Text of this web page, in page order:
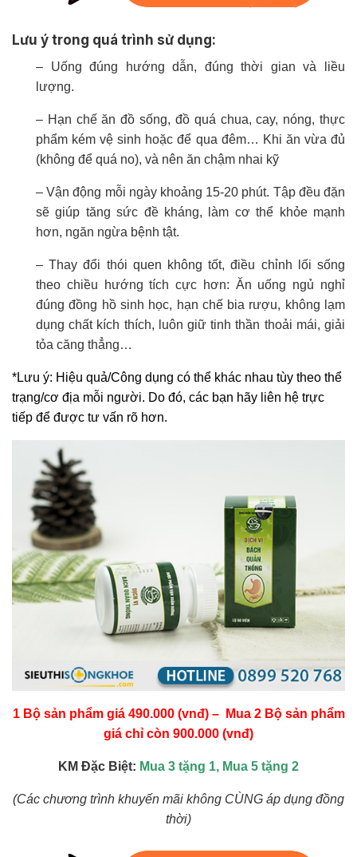
Lưu ý trong quá trình sử dụng:
– Uống đúng hướng dẫn, đúng thời gian và liều
lượng.
– Hạn chế ăn đồ sống, đồ quá chua, cay, nóng, thực
phẩm kém vệ sinh hoặc để qua đêm… Khi ăn vừa đủ
(không để quá no), và nên ăn chậm nhai kỹ
– Vận động mỗi ngày khoảng 15-20 phút. Tập đều đặn
sẽ giúp tăng sức đề kháng, làm cơ thể khỏe mạnh
hơn, ngăn ngừa bệnh tật.
– Thay đổi thói quen không tốt, điều chỉnh lối sống
theo chiều hướng tích cực hơn: Ăn uống ngủ nghỉ
đúng đồng hồ sinh học, hạn chế bia rượu, không lạm
dụng chất kích thích, luôn giữ tinh thần thoải mái, giải
tỏa căng thẳng…
*Lưu ý: Hiệu quả/Công dụng có thể khác nhau tùy theo thể
trạng/cơ địa mỗi người. Do đó, các bạn hãy liên hệ trực
tiếp để được tư vấn rõ hơn.
1 Bộ sản phẩm giá 490.000 (vnđ) – Mua 2 Bộ sản phẩm
giá chỉ còn 900.000 (vnđ)
KM Đặc Biệt: Mua 3 tặng 1, Mua 5 tặng 2
(Các chương trình khuyến mãi không CÙNG áp dụng đồng
thời)